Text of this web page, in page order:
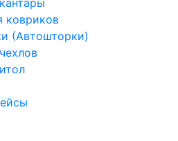
ковриков
(Автошторки)